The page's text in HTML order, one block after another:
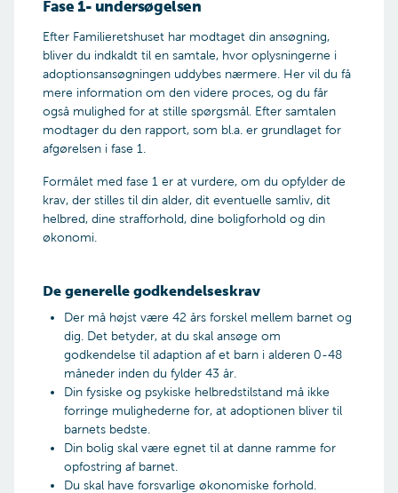
den generelle ramme, kræver det en udvidet
adoptere et barn, der ligger uden for den
generelle ramme, stiller vi også større krav til
dine ressourcer. Du skal kunne håndtere de
særlige problemer, der kan opstå i forhold til et
barn med potentielle psykiske eller fysiske
handicap. På samme måde stilles der større krav
til dine ressourcer, hvis du søger om
Du kan ikke søge om en udvidet godkendelse på
forhånd. Det gælder dog ikke, hvis du søger om
Adoptere du et større barn, må du forvente, at
barnet kan få særlige tilpasningsproblemer. Jo
ældre barnet er ved adoptionstidspunktet, jo
større udfordringer kan du forvente. Det tager vi
i betragtning, når vi vurderer, om du skønnes
egnet til at modtage et større barn. Vi vil også se
på, om du har erfaring med egne børn eller børn
i øvrigt. Om du har erfaring med børn i hjemmet,
og om du har haft et egentligt ansvar for børn. Vi
ser også på, hvor aktuelle dine erfaringer er.
sagens start, eller bliver det undervejs. Du vil dog
vurderingen af den endelige vurdering af dig.
Du kan få sagen stillet i bero
Er din adoptionssag i fase 3, kan den ifølge
Adoptionsnævnet sættes i bero frem til 22.
Adoptionssamrådet vurdere, om du er egnet til
at adoptere. Det sker efter en individuel
vurdering. Det er Adoptionsnævnet opfattelse, at
betingelser for at blive godkendt som adoptant
en eller flere spontane aborter senere i
graviditeten, kan Adoptionsnævnet beslutte at
sætte sagen i bero til senere i graviditeten. Dog
som udgangspunkt ikke ud over 24.
graviditetsuge.
Hvis en graviditet mislykkes før 22.
graviditetsuge, vil det indgå i den individuelle
vurdering, om aborten vil påvirke familiens
ressourcer i forhold til at tage omsorg for et
adoptivbarn.
Fase 1- undersøgelsen
Efter Familieretshuset har modtaget din ansøgning,
bliver du indkaldt til en samtale, hvor oplysningerne i
adoptionsansøgningen uddybes nærmere. Her vil du få
mere information om den videre proces, og du får
også mulighed for at stille spørgsmål. Efter samtalen
modtager du den rapport, som bl.a. er grundlaget for
afgørelsen i fase 1.
Formålet med fase 1 er at vurdere, om du opfylder de
krav, der stilles til din alder, dit eventuelle samliv, dit
helbred, dine strafforhold, dine boligforhold og din
økonomi.
De generelle godkendelseskrav
Der må højst være 42 års forskel mellem barnet og
dig. Det betyder, at du skal ansøge om
godkendelse til adaption af et barn i alderen 0-48
måneder inden du fylder 43 år.
Din fysiske og psykiske helbredstilstand må ikke
forringe mulighederne for, at adoptionen bliver til
barnets bedste.
Din bolig skal være egnet til at danne ramme for
opfostring af barnet.
Du skal have forsvarlige økonomiske forhold.